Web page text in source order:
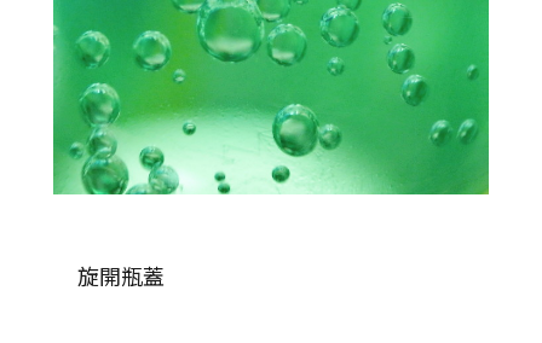
旋開瓶蓋